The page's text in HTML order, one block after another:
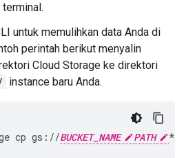
untuk memulihkan data Anda di
perintah berikut menyalin
Cloud Storage ke direktori
instance baru Anda.
cp gs://BUCKET_NAME PATH *